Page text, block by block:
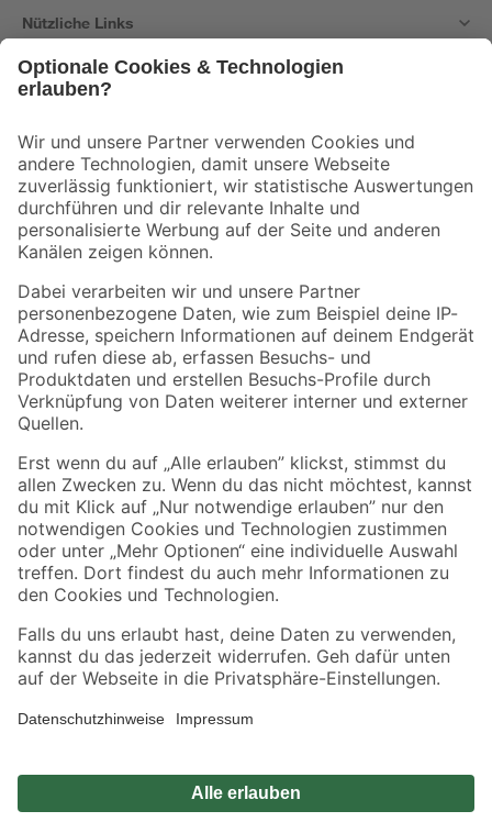
Nützliche Links
Der toom Newsletter: Keine Angebote und Aktionen mehr verpassen!
Zur Newsletter Anmeldung
Folge uns
Zahlungsarten Versandarten
Sicher einkaufen
Jetzt die toom-App herunterladen
Alle Preisangaben in EUR inkl. gesetzl. MwSt.. Die dargestellten Angebote sind unter
Umständen nicht in allen Märkten verfügbar. Die angegebenen Verfügbarkeiten beziehen
Produkte nur solange der Vorrat reicht.
*Paketversand ab 59 € versandkostenfrei, gilt nicht für Artikel mit Speditionsversand, hier
Privatsphäre Impressum
Nutzungsbedingungen
Widerrufsrecht Vertrag widerrufen